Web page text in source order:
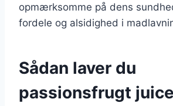
opmærksomme på dens
fordele og alsidighed i
Sådan laver du
passionsfrugt